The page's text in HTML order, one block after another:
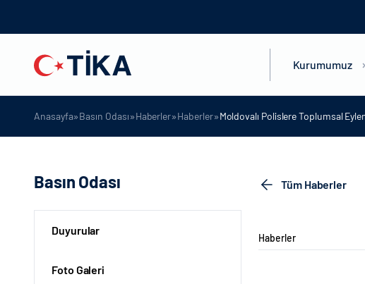
Kurumumuz
Anasayfa»Basın Odası»Haberler»Haberler»Moldovalı Polislere Toplumsal
Basın Odası
Duyurular
Foto Galeri
Tüm Haberler
Haberler